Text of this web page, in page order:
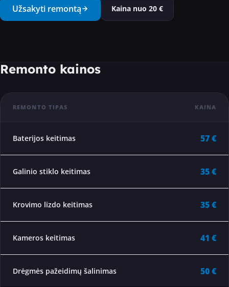
···
Užsakyti remontą Kaina nuo 20 €
Remonto kainos
REMONTO TIPAS KAINA
Baterijos keitimas 57 €
Galinio stiklo keitimas 35 €
Krovimo lizdo keitimas 35 €
Kameros keitimas 41 €
Drėgmės pažeidimų šalinimas 50 €